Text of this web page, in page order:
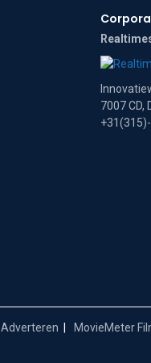
7007 CD,
Adverteren MovieMeter